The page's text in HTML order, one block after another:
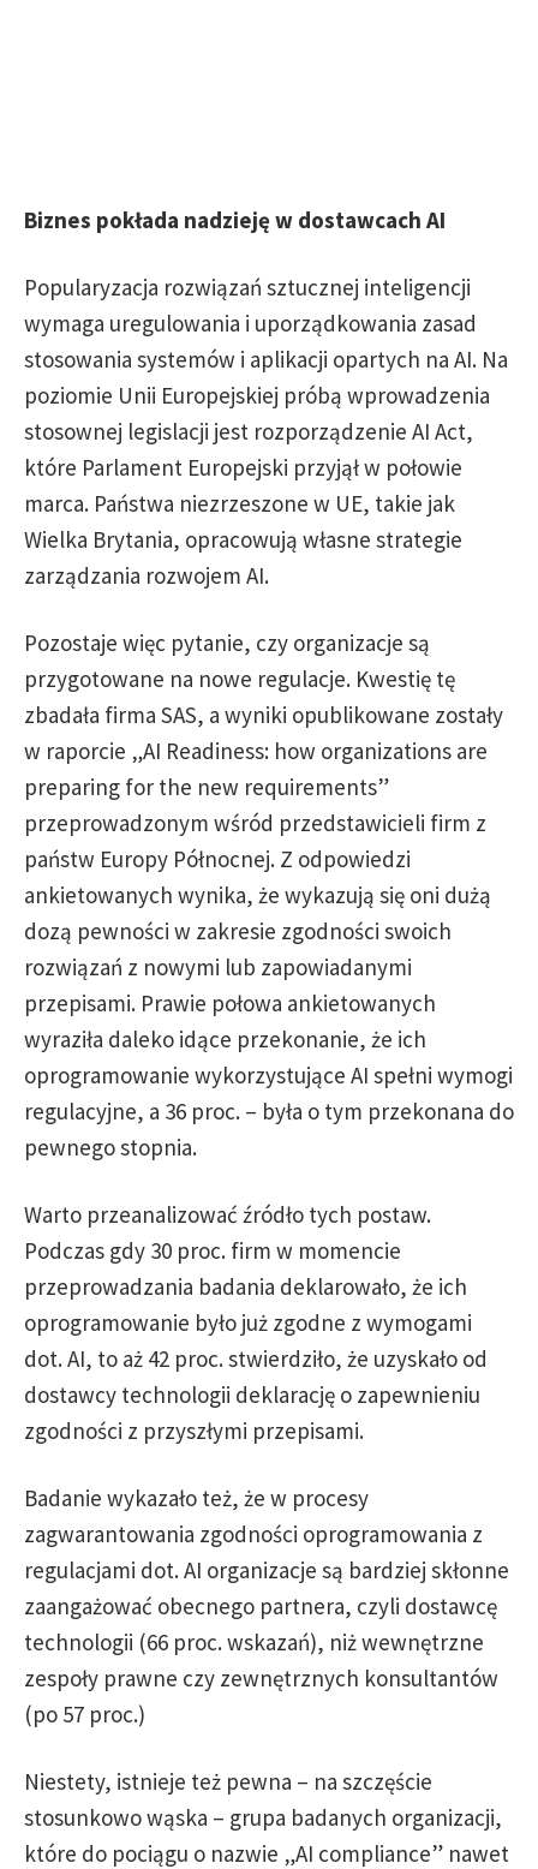
Biznes pokłada nadzieję w dostawcach AI
Popularyzacja rozwiązań sztucznej inteligencji
wymaga uregulowania i uporządkowania zasad
stosowania systemów i aplikacji opartych na AI. Na
poziomie Unii Europejskiej próbą wprowadzenia
stosownej legislacji jest rozporządzenie AI Act,
które Parlament Europejski przyjął w połowie
marca. Państwa niezrzeszone w UE, takie jak
Wielka Brytania, opracowują własne strategie
zarządzania rozwojem AI.
Pozostaje więc pytanie, czy organizacje są
przygotowane na nowe regulacje. Kwestię tę
zbadała firma SAS, a wyniki opublikowane zostały
w raporcie „AI Readiness: how organizations are
preparing for the new requirements”
przeprowadzonym wśród przedstawicieli firm z
państw Europy Północnej. Z odpowiedzi
ankietowanych wynika, że wykazują się oni dużą
dozą pewności w zakresie zgodności swoich
rozwiązań z nowymi lub zapowiadanymi
przepisami. Prawie połowa ankietowanych
wyraziła daleko idące przekonanie, że ich
oprogramowanie wykorzystujące AI spełni wymogi
regulacyjne, a 36 proc. – była o tym przekonana do
pewnego stopnia.
Warto przeanalizować źródło tych postaw.
Podczas gdy 30 proc. firm w momencie
przeprowadzania badania deklarowało, że ich
oprogramowanie było już zgodne z wymogami
dot. AI, to aż 42 proc. stwierdziło, że uzyskało od
dostawcy technologii deklarację o zapewnieniu
zgodności z przyszłymi przepisami.
Badanie wykazało też, że w procesy
zagwarantowania zgodności oprogramowania z
regulacjami dot. AI organizacje są bardziej skłonne
zaangażować obecnego partnera, czyli dostawcę
technologii (66 proc. wskazań), niż wewnętrzne
zespoły prawne czy zewnętrznych konsultantów
(po 57 proc.)
Niestety, istnieje też pewna – na szczęście
stosunkowo wąska – grupa badanych organizacji,
które do pociągu o nazwie „AI compliance” nawet